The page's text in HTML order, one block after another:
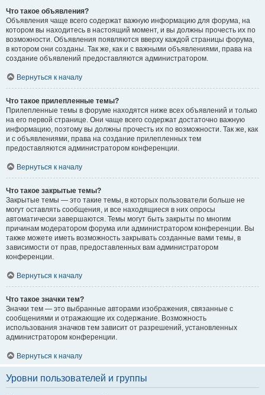
Что такое объявления?
Объявления чаще всего содержат важную информацию для форума, на
котором вы находитесь в настоящий момент, и вы должны прочесть их по
возможности. Объявления появляются вверху каждой страницы форума,
в котором они созданы. Так же, как и с важными объявлениями, права на
создание объявлений предоставляются администратором.
Вернуться к началу
Что такое прилепленные темы?
Прилепленные темы в форуме находятся ниже всех объявлений и только
на его первой странице. Они чаще всего содержат достаточно важную
информацию, поэтому вы должны прочесть их по возможности. Так же, как
и с объявлениями, права на создание прилепленных тем
предоставляются администратором конференции.
Вернуться к началу
Что такое закрытые темы?
Закрытые темы — это такие темы, в которых пользователи больше не
могут оставлять сообщения, и все находящиеся в них опросы
автоматически завершаются. Темы могут быть закрыты по многим
причинам модератором форума или администратором конференции. Вы
также можете иметь возможность закрывать созданные вами темы, в
зависимости от прав, предоставленных вам администратором
конференции.
Вернуться к началу
Что такое значки тем?
Значки тем — это выбранные авторами изображения, связанные с
сообщениями и отражающие их содержание. Возможность
использования значков тем зависит от разрешений, установленных
администратором конференции.
Вернуться к началу
Уровни пользователей и группы